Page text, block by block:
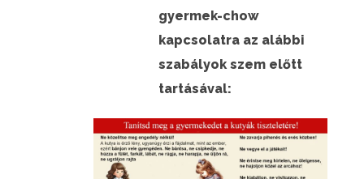
gyermek-chow
kapcsolatra az alábbi
szabályok szem előtt
tartásával: